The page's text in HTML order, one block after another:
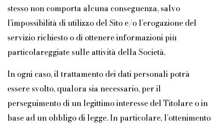
stesso non comporta alcuna conseguenza, salvo
l’impossibilità di utilizzo del Sito e/o l’erogazione del
servizio richiesto o di ottenere informazioni più
particolareggiate sulle attività della Società.
In ogni caso, il trattamento dei dati personali potrà
essere svolto, qualora sia necessario, per il
perseguimento di un legittimo interesse del Titolare o in
base ad un obbligo di legge. In particolare, l’ottenimento